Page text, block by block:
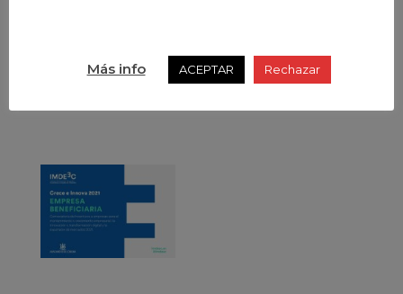
Más info ACEPTAR Rechazar